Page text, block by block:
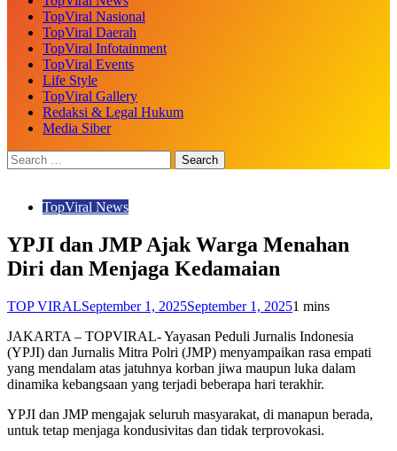
TopViral Nasional
TopViral Daerah
TopViral Infotainment
TopViral Events
Life Style
TopViral Gallery
Redaksi & Legal Hukum
Media Siber
TopViral News
YPJI dan JMP Ajak Warga Menahan
Diri dan Menjaga Kedamaian
TOP VIRALSeptember 1, 2025September 1, 20251 mins
JAKARTA – TOPVIRAL- Yayasan Peduli Jurnalis Indonesia
(YPJI) dan Jurnalis Mitra Polri (JMP) menyampaikan rasa empati
yang mendalam atas jatuhnya korban jiwa maupun luka dalam
dinamika kebangsaan yang terjadi beberapa hari terakhir.
YPJI dan JMP mengajak seluruh masyarakat, di manapun berada,
untuk tetap menjaga kondusivitas dan tidak terprovokasi.